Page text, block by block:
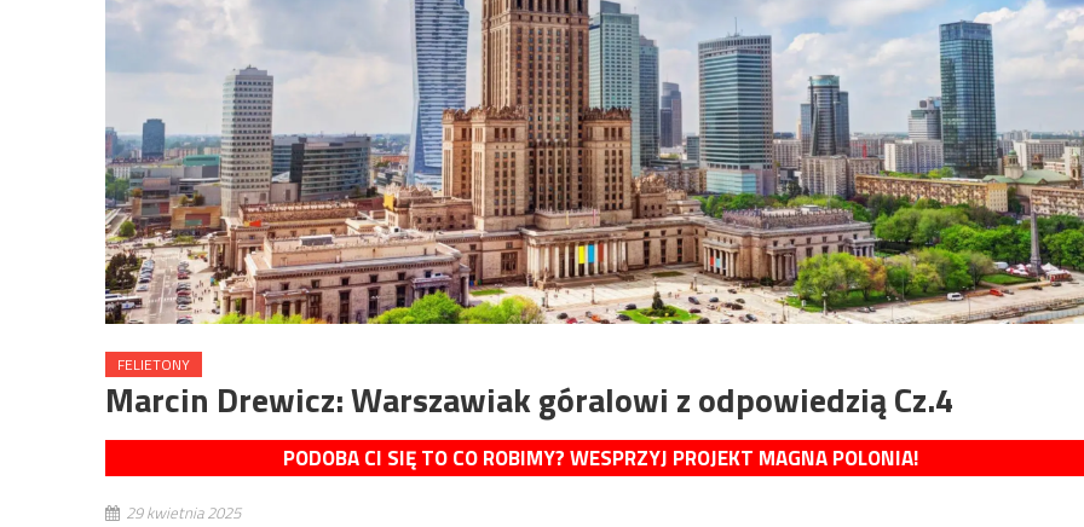
FELIETONY
Marcin Drewicz: Warszawiak góralowi z odpowiedzią Cz.4
PODOBA CI SIĘ TO CO ROBIMY? WESPRZYJ PROJEKT MAGNA POLONIA!
29 kwietnia 2025